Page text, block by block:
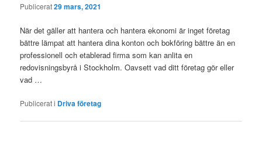
Publicerat29 mars, 2021
När det gäller att hantera och hantera ekonomi är inget företag
bättre lämpat att hantera dina konton och bokföring bättre än en
professionell och etablerad firma som kan anlita en
redovisningsbyrå i Stockholm. Oavsett vad ditt företag gör eller
vad …
Publicerat i Driva företag